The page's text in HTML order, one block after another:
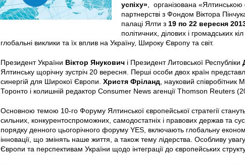
успіху» , організована
партнерстві з Фондом Віктора
палаці Ялти з 19 по 22 вересня
політичних, ділових і громадських
глобальні виклики та їх вплив на Україну, Широку Європу та світ.
Президент України Віктор Янукович і Президент Литовської Республіки
Ялтинську щорічну зустріч 20 вересня. Перші особи двох країн
синергій для Широкої Європи. Христя Фріланд , науковий
Торонто і колишній редактор Consumer News агенції Thomson Reuters
Основною темою 10-го Форуму Ялтинської європейської стратегії
сильних, конкурентоспроможних, самодостатніх і правових держав та
порядку денного цьогорічного форуму YES, включають глобальну
інновації, що змінять наше життя, а також тему лідерства. Особливу
Європи та перспективам України щодо інтеграції до європейських